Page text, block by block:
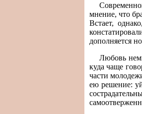
мнение, что
Встает,
дополняется
Любовь
куда чаще
части
ею решение: